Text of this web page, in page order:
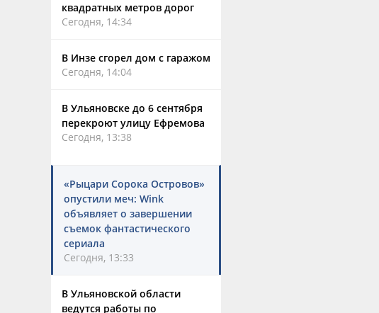
квадратных метров дорог
Сегодня, 14:34
В Инзе сгорел дом с гаражом
Сегодня, 14:04
В Ульяновске до 6 сентября
перекроют улицу Ефремова
Сегодня, 13:38
«Рыцари Сорока Островов»
опустили меч: Wink
объявляет о завершении
съемок фантастического
сериала
Сегодня, 13:33
В Ульяновской области
ведутся работы по